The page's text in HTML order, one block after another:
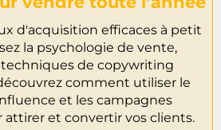
d'acquisition efficaces à petit
la psychologie de vente,
de copywriting
comment utiliser le
et les campagnes
attirer et convertir vos clients.